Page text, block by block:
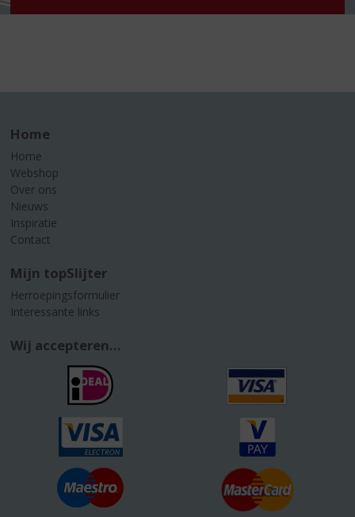
Home
Home
Webshop
Over ons
Nieuws
Inspiratie
Contact
Mijn topSlijter
Herroepingsformulier
Interessante links
Wij accepteren...